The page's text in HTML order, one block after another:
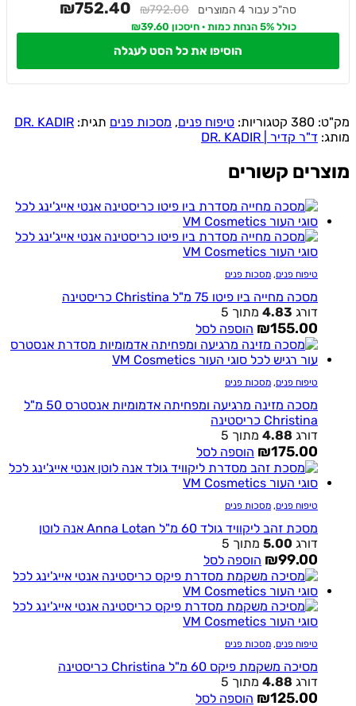
סה"כ עבור 4 המוצרים ₪792.00
₪752.40
כולל 5% הנחת כמות · חיסכון ₪39.60
הוסיפו את כל הסט לעגלה
מק"ט: 380 קטגוריות: טיפוח פנים, מסכות פנים תגית: DR. KADIR
מותג: ד"ר קדיר | DR. KADIR
מוצרים קשורים
טיפוח פנים, מסכות פנים
מסכה מחייה ביו פיטו 75 מ"ל Christina כריסטינה
דורג 4.83 מתוך 5
₪155.00 הוספה לסל
טיפוח פנים, מסכות פנים
מסכה מזינה מרגיעה ומפחיתה אדמומיות אנסטרס 50 מ"ל
Christina כריסטינה
דורג 4.88 מתוך 5
₪175.00 הוספה לסל
טיפוח פנים, מסכות פנים
מסכת זהב ליקוויד גולד 60 מ"ל Anna Lotan אנה לוטן
דורג 5.00 מתוך 5
₪99.00 הוספה לסל
טיפוח פנים, מסכות פנים
מסיכה משקמת פיקס 60 מ"ל Christina כריסטינה
דורג 4.88 מתוך 5
₪125.00 הוספה לסל